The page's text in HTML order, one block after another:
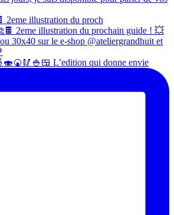
2eme illustration du proch
L’edition qui donne envie